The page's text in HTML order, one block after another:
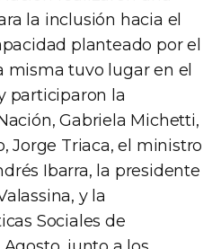
la inclusión hacia el
planteado por el
misma tuvo lugar en el
participaron la
Gabriela Michetti,
Jorge Triaca, el ministro
Ibarra, la presidente
y la
Sociales de